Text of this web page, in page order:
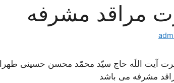
مراقد مشرفه
آیت اللَه حاج سیّد محمّد محسن حسینی
مشرفه می باشد